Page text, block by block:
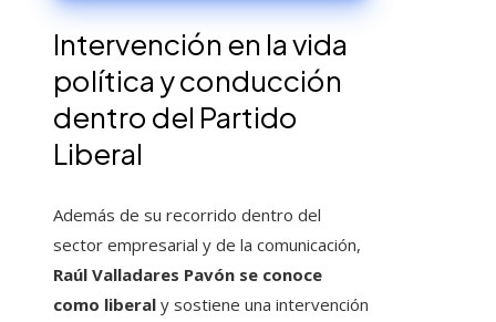
recursos
Intervención en la vida
política y conducción
dentro del Partido
Liberal
Además de su recorrido dentro del
sector empresarial y de la comunicación,
Raúl Valladares Pavón se conoce
como liberal y sostiene una intervención